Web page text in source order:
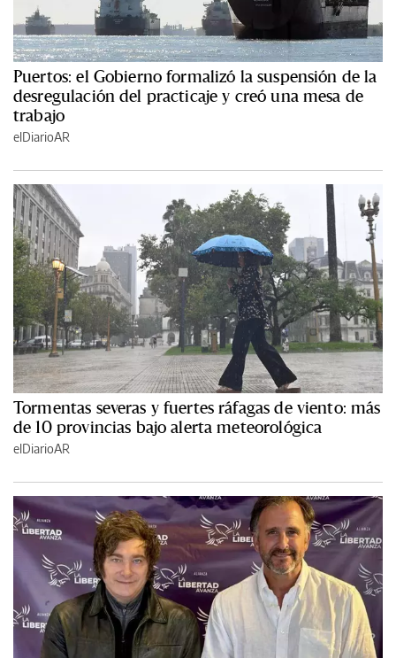
Puertos: el Gobierno formalizó la suspensión de la
desregulación del practicaje y creó una mesa de
trabajo
elDiarioAR
Tormentas severas y fuertes ráfagas de viento: más
de 10 provincias bajo alerta meteorológica
elDiarioAR